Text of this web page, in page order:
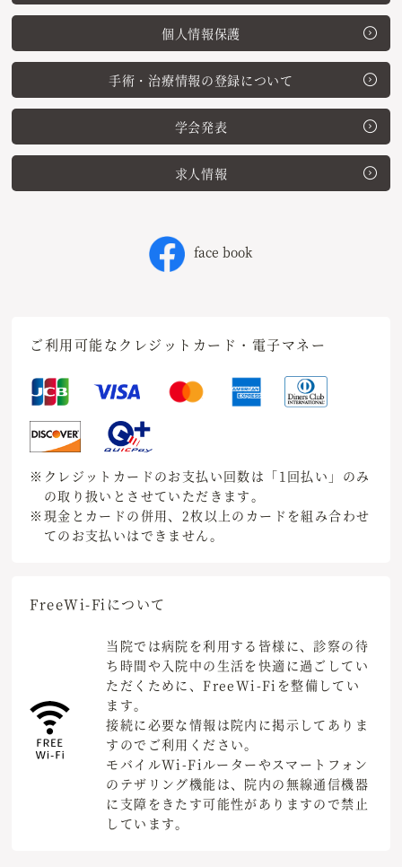
個人情報保護
手術・治療情報の登録について
学会発表
求人情報
face book
ご利用可能なクレジットカード・電子マネー
※クレジットカードのお支払い回数は「1回払い」のみ
の取り扱いとさせていただきます。
※現金とカードの併用、2枚以上のカードを組み合わせ
てのお支払いはできません。
FreeWi-Fiについて
当院では病院を利用する皆様に、診察の待
ち時間や入院中の生活を快適に過ごしてい
ただくために、FreeWi-Fiを整備してい
ます。
接続に必要な情報は院内に掲示してありま
すのでご利用ください。
モバイルWi-Fiルーターやスマートフォン
のテザリング機能は、院内の無線通信機器
に支障をきたす可能性がありますので禁止
しています。